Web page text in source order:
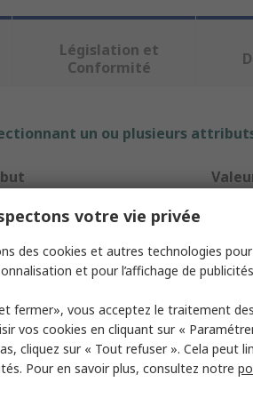
Législation et
Conformité
un ou plusieurs
produit Porte-
de poches
Acier
Vertical
votre vie privée
des cookies et autres technologies
et pour l’affichage de
fermer», vous acceptez le traitement
vos cookies en cliquant sur «
cliquez sur « Tout refuser ». Cela peut
Pour en savoir plus, consultez notre